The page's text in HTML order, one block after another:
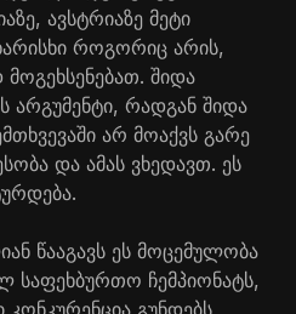
ავსტრიაზე მეტი
როგორიც არის,
შიდა
არგუმენტი, რადგან შიდა
არ მოაქვს გარე
და ამას ვხედავთ. ეს
წააგავს ეს მოცემულობა
ჩემპიონატს,
გუნდებს